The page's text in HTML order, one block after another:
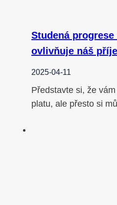
Studená
ovlivňuje náš
2025-04-11
Představte si, že
platu, ale přesto si